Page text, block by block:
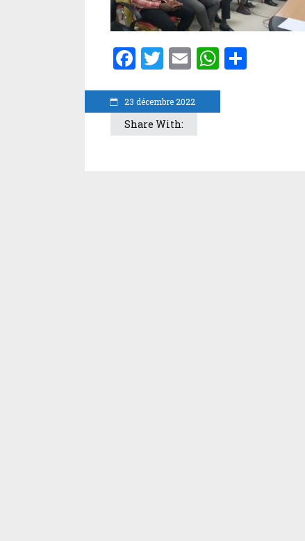
23 décembre 2022
Facebook
Twitter
Email
Share With: